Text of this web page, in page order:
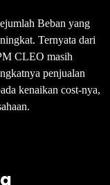
Beban yang
Ternyata dari
CLEO masih
penjualan
kenaikan cost-nya,